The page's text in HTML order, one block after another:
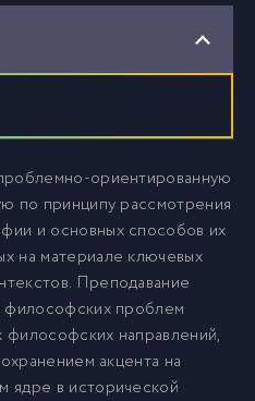
ориентированную
по принципу рассмотрения
и основных способов их
на материале ключевых
Преподавание
философских проблем
направлений,
акцента на
ядре в исторической